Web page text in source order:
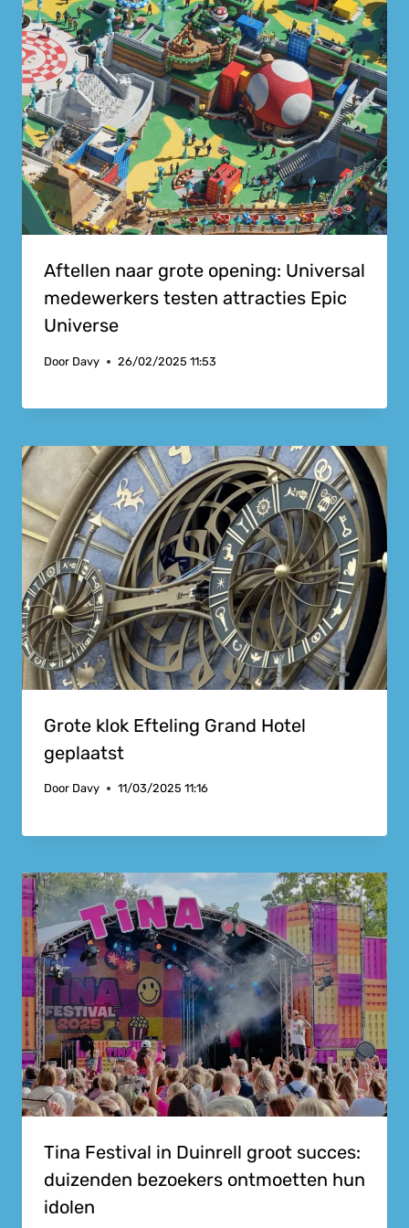
Aftellen naar grote opening: Universal
medewerkers testen attracties Epic
Universe
Door Davy 26/02/2025 11:53
Grote klok Efteling Grand Hotel
geplaatst
Door Davy 11/03/2025 11:16
Tina Festival in Duinrell groot succes:
duizenden bezoekers ontmoetten hun
idolen